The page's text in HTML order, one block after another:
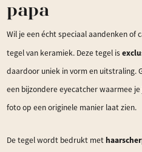
papa
Wil je een écht speciaal aandenken of
tegel van keramiek. Deze tegel is
daardoor uniek in vorm en uitstraling.
een bijzondere eyecatcher waarmee
foto op een originele manier laat zien.
De tegel wordt bedrukt met